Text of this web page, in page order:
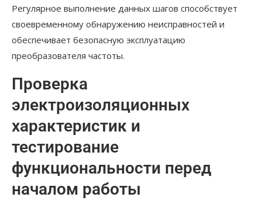
Регулярное выполнение данных шагов способствует
своевременному обнаружению неисправностей и
обеспечивает безопасную эксплуатацию
преобразователя частоты.
Проверка
электроизоляционных
характеристик и
тестирование
функциональности перед
началом работы